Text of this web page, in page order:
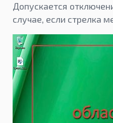
Допускается
случае, если стрелка